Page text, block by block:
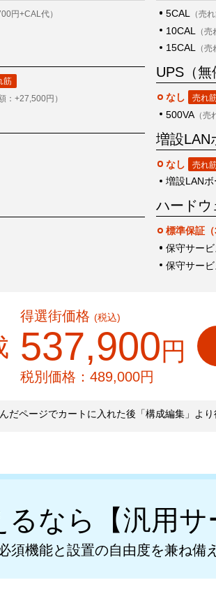
円+CAL代）
：+27,500円）
5CAL （売
10CAL （
15CAL （
UPS（無
なし
500VA（売
増設LAN
なし
増設LANボ
ハードウ
標準保証
保守サー
保守サー
得選街価格 (税込)
537,900円
税別価格： 489,000円
だページでカートに入れた後「構成編集」よ
なら 【汎用
須機能と設置の自由度を兼ね備